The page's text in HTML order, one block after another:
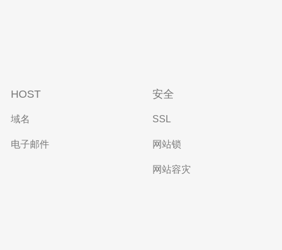
HOST
域名
电子邮件
安全
SSL
网站锁
网站容灾